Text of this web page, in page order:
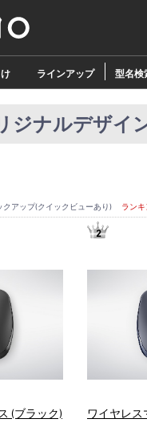
ラインアップ 型名検
ジナルデザイ
クアップ(クイックビューあり) ラン
(ブラック)
2
ワイヤレス